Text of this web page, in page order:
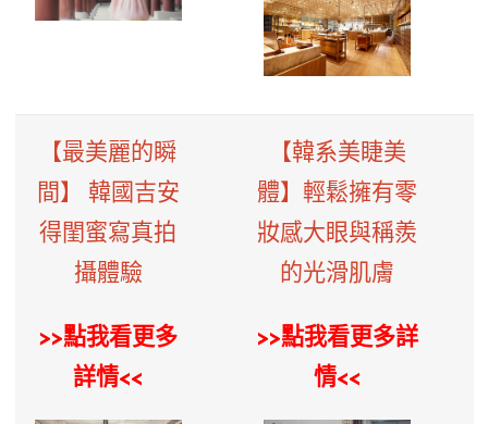
【最美麗的瞬
間】 韓國吉安
得閨蜜寫真拍
攝體驗
>>點我看更多
詳情<<
【韓系美睫美
體】輕鬆擁有零
妝感大眼與稱羨
的光滑肌膚
>>點我看更多詳
情<<